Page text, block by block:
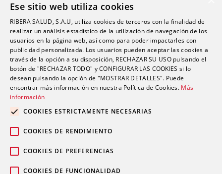
Ciudad Quesada
Clínica Cartagena
Clínica A Coruña
Promociones
Blog
Contacto
Ese sitio web utiliza cookies
RIBERA SALUD, S.A.U, utiliza cookies de terceros con la finalidad de
realizar un análisis estadístico de la utilización de navegación de los
usuarios en la página web, así como para poder impactarles con
publicidad personalizada. Los usuarios pueden aceptar las cookies a
través de la opción a su disposición, RECHAZAR SU USO pulsando el
botón de "RECHAZAR TODO" y CONFIGURAR LAS COOKIES si lo
desean pulsando la opción de "MOSTRAR DETALLES". Puede
encontrar más información en nuestra Política de Cookies. Más
información
COOKIES ESTRICTAMENTE NECESARIAS
COOKIES DE RENDIMIENTO
COOKIES DE PREFERENCIAS
COOKIES DE FUNCIONALIDAD